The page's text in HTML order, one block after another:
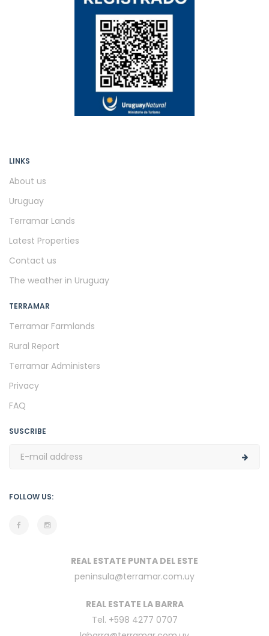
LINKS
About us
Uruguay
Terramar Lands
Latest Properties
Contact us
The weather in Uruguay
TERRAMAR
Terramar Farmlands
Rural Report
Terramar Administers
Privacy
FAQ
SUSCRIBE
FOLLOW US:
REAL ESTATE PUNTA DEL ESTE
peninsula@terramar.com.uy
REAL ESTATE LA BARRA
Tel. +598 4277 0707